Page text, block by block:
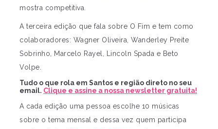
mostra competitiva.
A terceira edição que fala sobre O Fim e tem como
colaboradores: Wagner Oliveira, Wanderley Preite
Sobrinho, Marcelo Rayel, Lincoln Spada e Beto
Volpe.
Tudo o que rola em Santos e região direto no seu
email. Clique e assine a nossa newsletter gratuita!
A cada edição uma pessoa escolhe 10 músicas
sobre o tema mensal e dessa vez quem participa